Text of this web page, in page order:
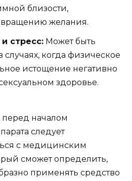
близости,
желания.
стресс: Может быть
когда физическое
истощение негативно
здоровье.
началом
следует
с медицинским
сможет определить,
применять средство